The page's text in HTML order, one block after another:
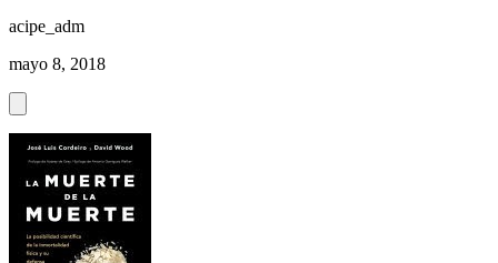
acipe_adm
mayo 8, 2018